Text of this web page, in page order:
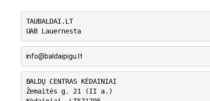
TAUBALDAI.LT
UAB Lauernesta
info@baldaipigu.lt
BALDŲ CENTRAS KĖDAINIAI
Žemaitės g. 21 (II a.)